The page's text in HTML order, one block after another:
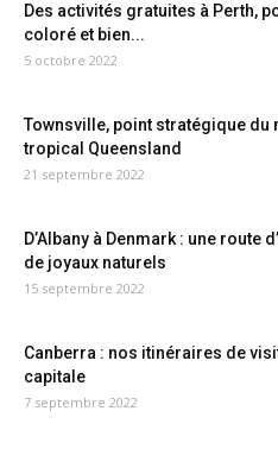
Des activités gratuites à Perth,
coloré et bien...
5 octobre 2022
Townsville, point stratégique du
tropical Queensland
21 septembre 2022
D’Albany à Denmark : une route
de joyaux naturels
15 septembre 2022
Canberra : nos itinéraires de
capitale
7 septembre 2022